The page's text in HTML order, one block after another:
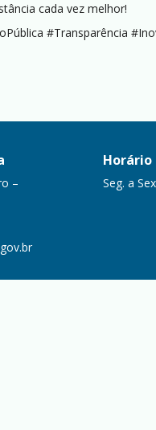
cada vez melhor!
#Transparência
–
Horário
Seg. a